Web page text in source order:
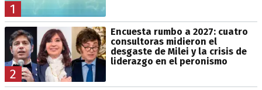
1
2
Encuesta rumbo a 2027: cuatro
consultoras midieron el
desgaste de Milei y la crisis de
liderazgo en el peronismo